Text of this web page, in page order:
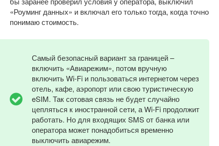
«Роуминг данных» и включал его только тогда, когда точно
понимаю стоимость.
Самый безопасный вариант за границей –
включить «Авиарежим», потом вручную
включить Wi-Fi и пользоваться интернетом через
отель, кафе, аэропорт или свою туристическую
eSIM. Так сотовая связь не будет случайно
цепляться к иностранной сети, а Wi-Fi продолжит
работать. Но для входящих SMS от банка или
оператора может понадобиться временно
выключить авиарежим.